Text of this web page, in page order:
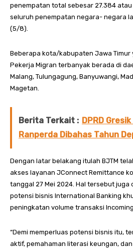
penempatan total sebesar 27.384
seluruh penempatan negara- negara
(5/8).
Beberapa kota/kabupaten Jawa Timur
Pekerja Migran terbanyak berada di
Malang, Tulungagung, Banyuwangi,
Magetan.
Berita Terkait : DPRD
Ranperda Dibahas Tahun
Dengan latar belakang itulah BJTM
akses layanan JConnect Remittance
tanggal 27 Mei 2024. Hal tersebut juga
potensi bisnis International Banking
peningkatan volume transaksi
“Demi memperluas potensi bisnis itu,
aktif, pemahaman literasi keungan,